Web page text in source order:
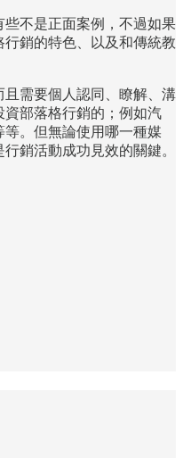
不是正面案例，不過如果
銷的特色、以及和傳統教
需要個人認同、瞭解、溝
部落格行銷的；例如汽
。但無論使用哪一種媒
銷活動成功見效的關鍵。